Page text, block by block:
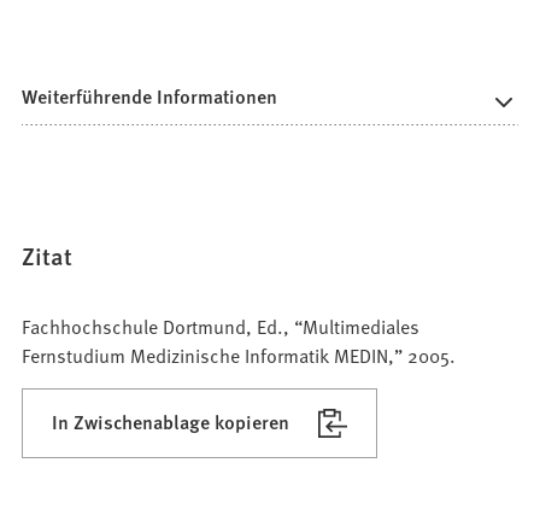
Weiterführende Informationen
Zitat
Fachhochschule Dortmund, Ed., “Multimediales
Fernstudium Medizinische Informatik MEDIN,” 2005.
In Zwischenablage kopieren